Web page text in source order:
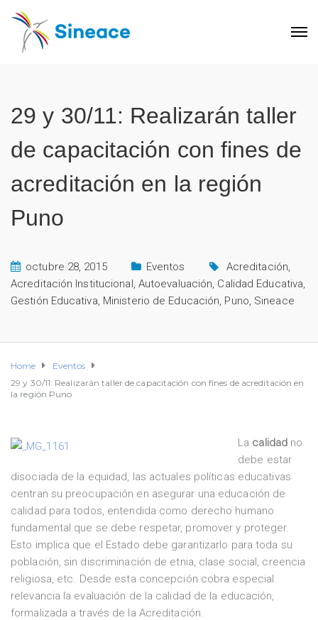
29 y 30/11: Realizarán taller
de capacitación con fines de
acreditación en la región
Puno
octubre 28, 2015 Eventos Acreditación,
Acreditación Institucional, Autoevaluación, Calidad Educativa,
Gestión Educativa, Ministerio de Educación, Puno, Sineace
Home
Eventos
29 y 30/11: Realizarán taller de capacitación con fines de acreditación en
la región Puno
La calidad no
debe estar
disociada de la equidad, las actuales políticas educativas
centran su preocupación en asegurar una educación de
calidad para todos, entendida como derecho humano
fundamental que se debe respetar, promover y proteger.
Esto implica que el Estado debe garantizarlo para toda su
población, sin discriminación de etnia, clase social, creencia
religiosa, etc. Desde esta concepción cobra especial
relevancia la evaluación de la calidad de la educación,
formalizada a través de la Acreditación.